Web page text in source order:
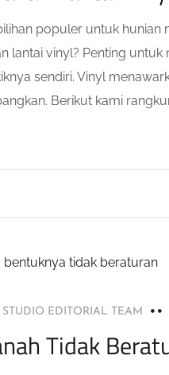
populer untuk
lantai vinyl? Penting
sendiri. Vinyl
Berikut kami
STUDIO EDITORIAL TEAM
Tidak